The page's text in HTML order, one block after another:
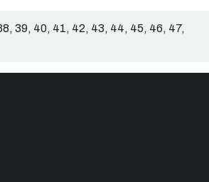
39, 40, 41, 42, 43, 44, 45, 46, 47,